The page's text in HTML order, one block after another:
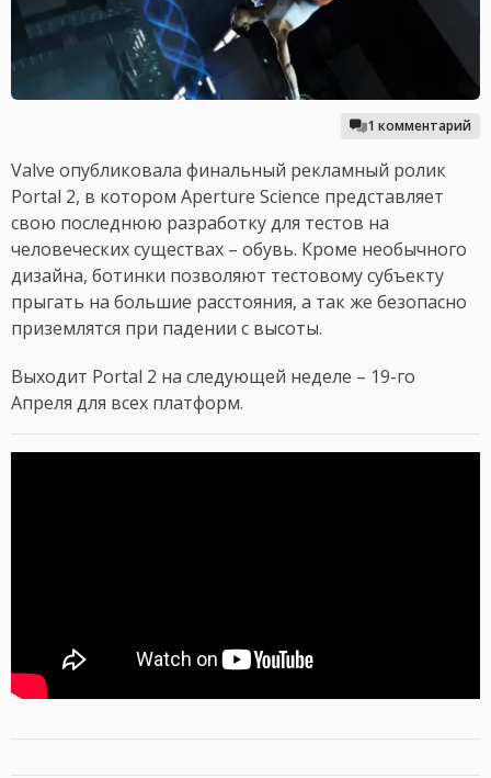
1 комментарий
Valve опубликовала финальный рекламный ролик
Portal 2, в котором Aperture Science представляет
свою последнюю разработку для тестов на
человеческих существах – обувь. Кроме необычного
дизайна, ботинки позволяют тестовому субъекту
прыгать на большие расстояния, а так же безопасно
приземлятся при падении с высоты.
Выходит Portal 2 на следующей неделе – 19-го
Апреля для всех платформ.